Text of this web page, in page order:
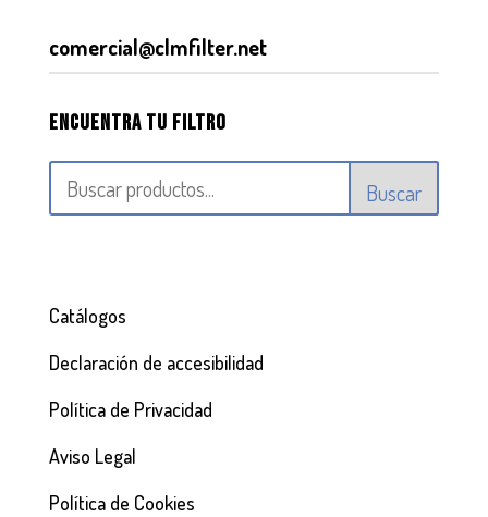
comercial@clmfilter.net
Encuentra tu filtro
Buscar
Catálogos
Declaración de accesibilidad
Política de Privacidad
Aviso Legal
Política de Cookies